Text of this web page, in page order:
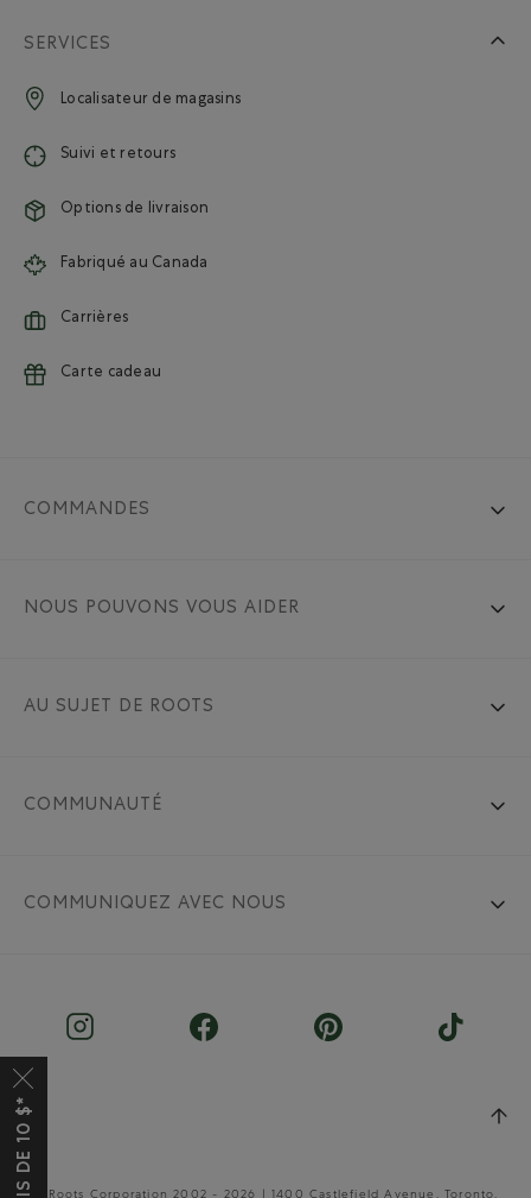
SERVICES
Localisateur de magasins
Suivi et retours
Options de livraison
Fabriqué au Canada
Carrières
Carte cadeau
COMMANDES
NOUS POUVONS VOUS AIDER
AU SUJET DE ROOTS
COMMUNAUTÉ
COMMUNIQUEZ AVEC NOUS